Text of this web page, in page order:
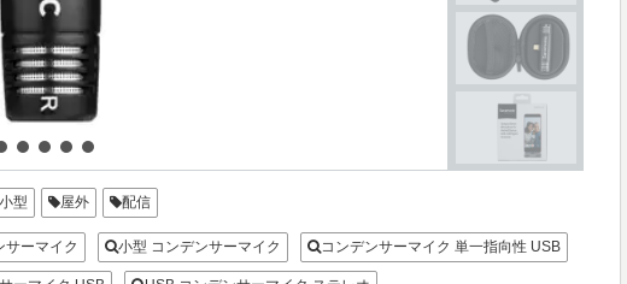
小型 屋外 配信
サーマイク 小型 コンデンサーマイク コンデンサーマイク 単一指向性 USB